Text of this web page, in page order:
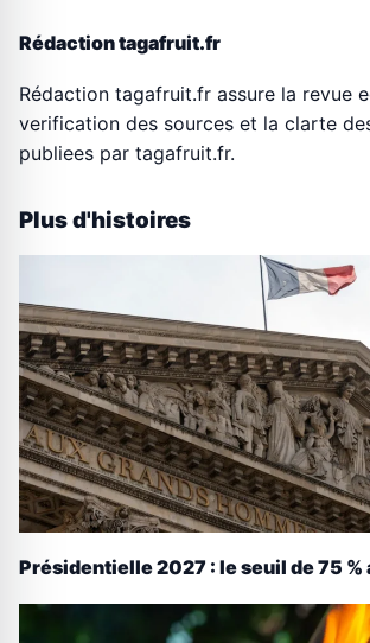
Rédaction tagafruit.fr
Rédaction tagafruit.fr assure la revue
verification des sources et la clarte
publiees par tagafruit.fr.
Plus d'histoires
Présidentielle 2027 : le seuil de 75